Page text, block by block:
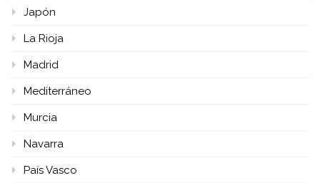
Japón
La Rioja
Madrid
Mediterráneo
Murcia
Navarra
País Vasco